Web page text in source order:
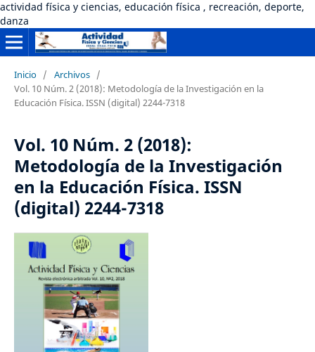
actividad física y ciencias, educación física , recreación, deporte,
danza
Inicio / Archivos /
Vol. 10 Núm. 2 (2018): Metodología de la Investigación en la
Educación Física. ISSN (digital) 2244-7318
Vol. 10 Núm. 2 (2018):
Metodología de la Investigación
en la Educación Física. ISSN
(digital) 2244-7318